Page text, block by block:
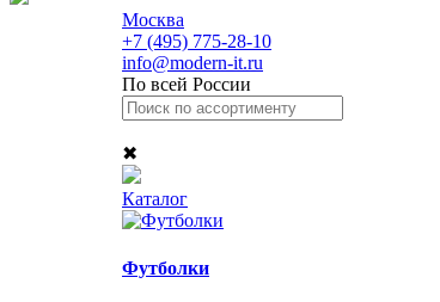
Москва
+7 (495) 775-28-10
info@modern-it.ru
По всей России
✖
Каталог
Футболки